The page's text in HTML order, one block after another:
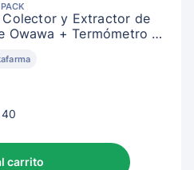
Colector y Extractor de
Owawa + Termómetro de
carrito